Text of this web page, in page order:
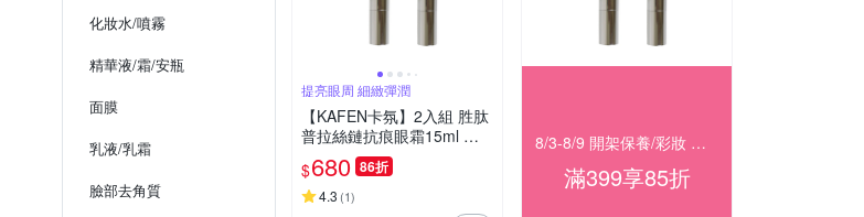
化妝水/噴霧
精華液/霜/安瓶
面膜
乳液/乳霜
臉部去角質
提亮眼周 細緻彈潤
【KAFEN卡氛】2入組 胜肽
普拉絲鏈抗痕眼霜15ml 抗
痕撫紋
$680 86折
4.3 (1)
8/3-8/9 開架保養/彩妝 滿399結帳85折
滿399享85折